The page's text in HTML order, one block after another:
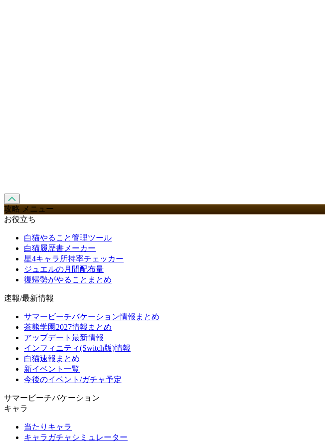
攻略 メニュー
お役立ち
白猫やること管理ツール
白猫履歴書メーカー
星4キャラ所持率チェッカー
ジュエルの月間配布量
復帰勢がやることまとめ
速報/最新情報
サマービーチバケーション情報まとめ
茶熊学園2027情報まとめ
アップデート最新情報
インフィニティ(Switch版)情報
白猫速報まとめ
新イベント一覧
今後のイベント/ガチャ予定
サマービーチバケーション
キャラ
当たりキャラ
キャラガチャシミュレーター